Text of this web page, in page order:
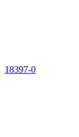
18397-0